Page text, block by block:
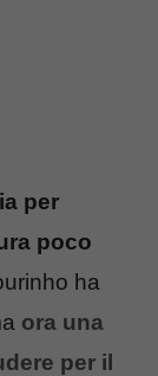
per
poco
ha
ora una
per il